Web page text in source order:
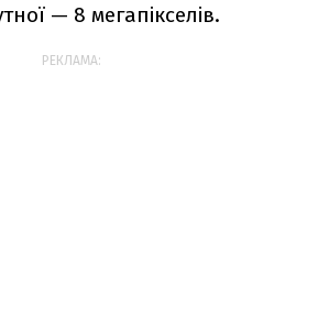
— 8 мегапікселів.
РЕКЛАМА: